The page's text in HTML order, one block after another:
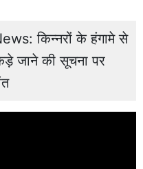
किन्नरों के हंगामे से
जाने की सूचना पर